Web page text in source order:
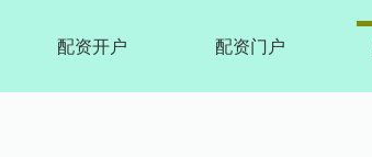
配资开户 配资门户